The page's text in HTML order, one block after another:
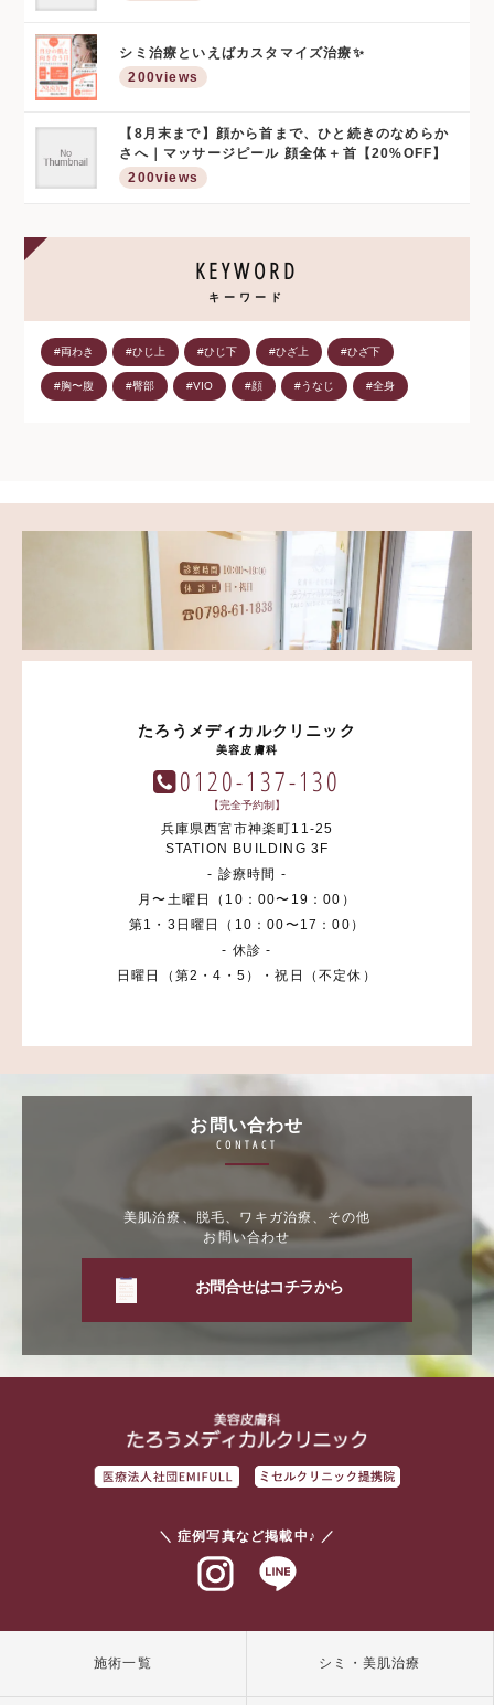
シミ治療といえばカスタマイズ治療✨
200views
【8月末まで】顔から首まで、ひと続きのなめらか
さへ｜マッサージピール 顔全体＋首【20%OFF】
200views
KEYWORD
キーワード
#両わき #ひじ上 #ひじ下 #ひざ上 #ひざ下
#胸〜腹 #臀部 #VIO #顔 #うなじ #全身
たろうメディカルクリニック
美容皮膚科
0120-137-130
【完全予約制】
兵庫県西宮市神楽町11-25
STATION BUILDING 3F
- 診療時間 -
月〜土曜日（10：00〜19：00）
第1・3日曜日（10：00〜17：00）
- 休診 -
日曜日（第2・4・5）・祝日（不定休）
お問い合わせ
CONTACT
美肌治療、脱毛、ワキガ治療、その他
お問い合わせ
お問合せはコチラから
＼ 症例写真など掲載中♪ ／
インスタグラム
施術一覧 シミ・美肌治療